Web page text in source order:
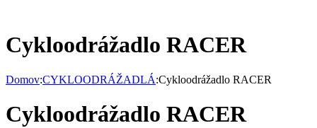
Cykloodrážadlo RACER
Domov:CYKLOODRÁŽADLÁ:Cykloodrážadlo RACER
Cykloodrážadlo RACER